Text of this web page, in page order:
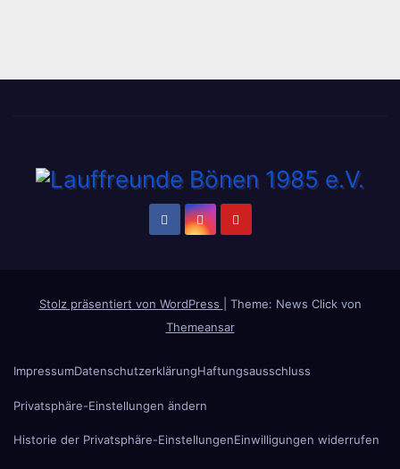
Stolz präsentiert von WordPress
Theme: News Click von
Themeansar
ImpressumDatenschutzerklärungHaftungsausschluss
Privatsphäre-Einstellungen ändern
Historie der Privatsphäre-EinstellungenEinwilligungen widerrufen